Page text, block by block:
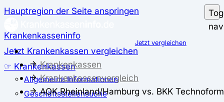
Hauptregion der Seite anspringen
Krankenkasseninfo
Jetzt Krankenkassen vergleichen
☞ Krankenkassen
Allgemeine Informationen
Geschäftsstellensuche
Jetzt vergleichen
Krankenkassen
Krankenkassenvergleich
AOK Rheinland/Hamburg vs. BKK Technoform